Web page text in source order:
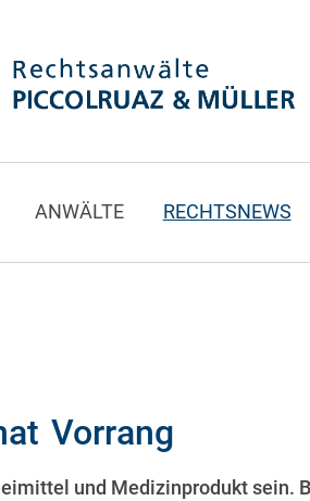
ANWÄLTE RECHTSNEWS
Vorrang
und Medizinprodukt sein.